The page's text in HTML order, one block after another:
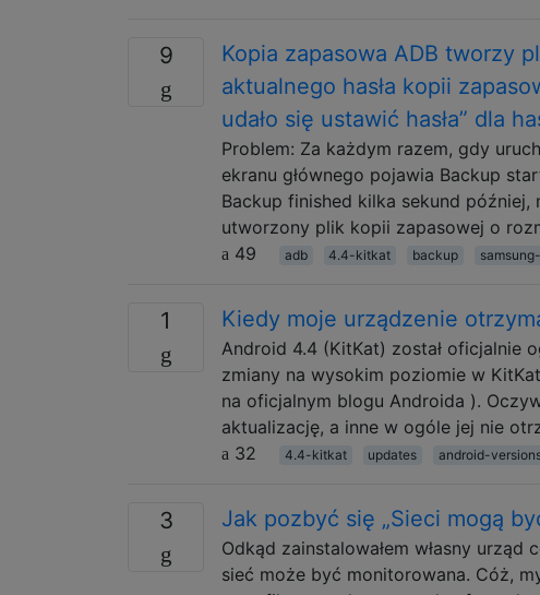
9
Kopia zapasowa ADB tworzy
aktualnego hasła kopii
udało się ustawić hasła” dla
Problem: Za każdym razem, gdy
ekranu głównego pojawia Backup
Backup finished kilka sekund
utworzony plik kopii zapasowej o
49
adb 4.4-kitkat backup
1 Kiedy moje urządzenie
Android 4.4 (KitKat) został oficjalnie
zmiany na wysokim poziomie w
na oficjalnym blogu Androida ).
aktualizację, a inne w ogóle jej nie
32
4.4-kitkat updates android-
3 Jak pozbyć się „Sieci mogą
Odkąd zainstalowałem własny
sieć może być monitorowana. Cóż,